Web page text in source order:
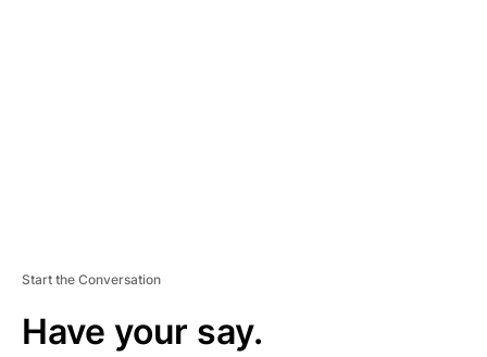
Start the Conversation
Have your say.